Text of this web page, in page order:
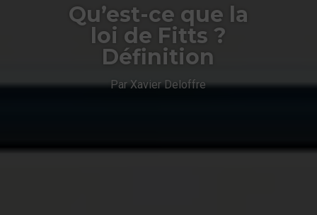
Qu’est-ce que la
loi de Fitts ?
Définition
Par Xavier Deloffre